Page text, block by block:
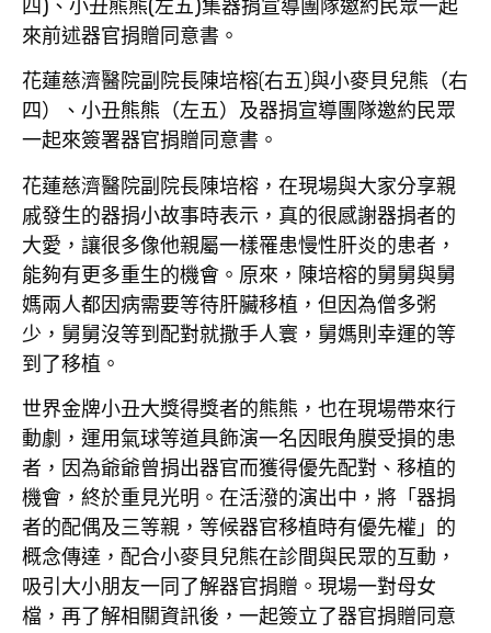
四)、小丑熊熊(左五)集器捐宣導團隊邀約民眾一起
來前述器官捐贈同意書。
花蓮慈濟醫院副院長陳培榕(右五)與小麥貝兒熊（右
四）、小丑熊熊（左五）及器捐宣導團隊邀約民眾
一起來簽署器官捐贈同意書。
花蓮慈濟醫院副院長陳培榕，在現場與大家分享親
戚發生的器捐小故事時表示，真的很感謝器捐者的
大愛，讓很多像他親屬一樣罹患慢性肝炎的患者，
能夠有更多重生的機會。原來，陳培榕的舅舅與舅
媽兩人都因病需要等待肝臟移植，但因為僧多粥
少，舅舅沒等到配對就撒手人寰，舅媽則幸運的等
到了移植。
世界金牌小丑大獎得獎者的熊熊，也在現場帶來行
動劇，運用氣球等道具飾演一名因眼角膜受損的患
者，因為爺爺曾捐出器官而獲得優先配對、移植的
機會，終於重見光明。在活潑的演出中，將「器捐
者的配偶及三等親，等候器官移植時有優先權」的
概念傳達，配合小麥貝兒熊在診間與民眾的互動，
吸引大小朋友一同了解器官捐贈。現場一對母女
檔，再了解相關資訊後，一起簽立了器官捐贈同意